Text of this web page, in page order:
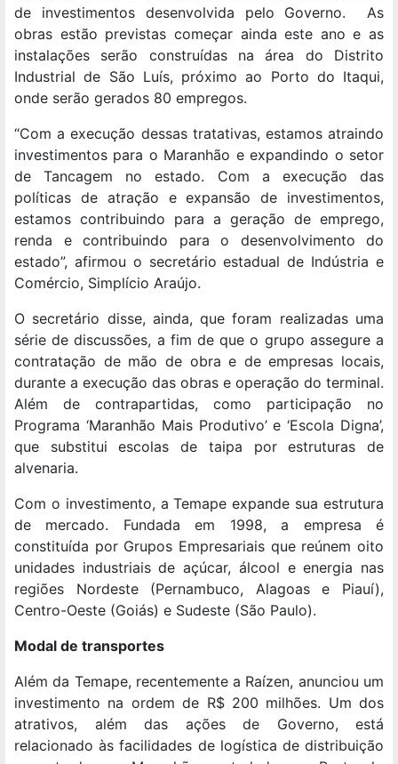
de investimentos desenvolvida pelo Governo. As
obras estão previstas começar ainda este ano e as
instalações serão construídas na área do Distrito
Industrial de São Luís, próximo ao Porto do Itaqui,
onde serão gerados 80 empregos.
“Com a execução dessas tratativas, estamos atraindo
investimentos para o Maranhão e expandindo o setor
de Tancagem no estado. Com a execução das
políticas de atração e expansão de investimentos,
estamos contribuindo para a geração de emprego,
renda e contribuindo para o desenvolvimento do
estado”, afirmou o secretário estadual de Indústria e
Comércio, Simplício Araújo.
O secretário disse, ainda, que foram realizadas uma
série de discussões, a fim de que o grupo assegure a
contratação de mão de obra e de empresas locais,
durante a execução das obras e operação do terminal.
Além de contrapartidas, como participação no
Programa ‘Maranhão Mais Produtivo’ e ‘Escola Digna’,
que substitui escolas de taipa por estruturas de
alvenaria.
Com o investimento, a Temape expande sua estrutura
de mercado. Fundada em 1998, a empresa é
constituída por Grupos Empresariais que reúnem oito
unidades industriais de açúcar, álcool e energia nas
regiões Nordeste (Pernambuco, Alagoas e Piauí),
Centro-Oeste (Goiás) e Sudeste (São Paulo).
Modal de transportes
Além da Temape, recentemente a Raízen, anunciou um
investimento na ordem de R$ 200 milhões. Um dos
atrativos, além das ações de Governo, está
relacionado às facilidades de logística de distribuição